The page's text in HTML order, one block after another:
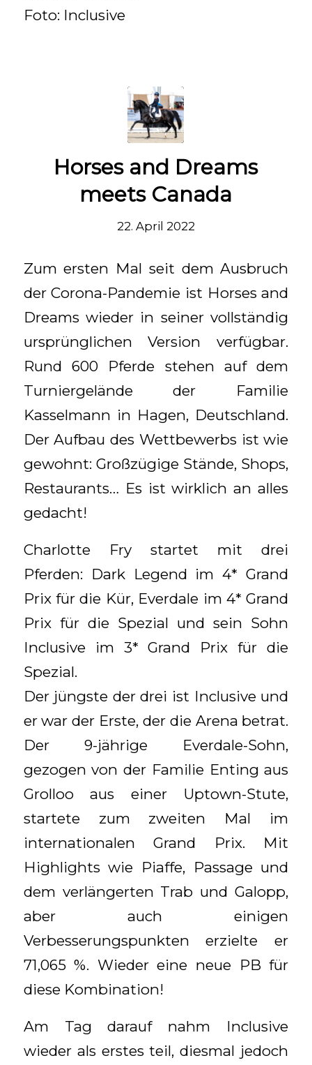
Foto: Inclusive
Horses and Dreams
meets Canada
22. April 2022
Zum ersten Mal seit dem Ausbruch
der Corona-Pandemie ist Horses and
Dreams wieder in seiner vollständig
ursprünglichen Version verfügbar.
Rund 600 Pferde stehen auf dem
Turniergelände der Familie
Kasselmann in Hagen, Deutschland.
Der Aufbau des Wettbewerbs ist wie
gewohnt: Großzügige Stände, Shops,
Restaurants… Es ist wirklich an alles
gedacht!
Charlotte Fry startet mit drei
Pferden: Dark Legend im 4* Grand
Prix für die Kür, Everdale im 4* Grand
Prix für die Spezial und sein Sohn
Inclusive im 3* Grand Prix für die
Spezial.
Der jüngste der drei ist Inclusive und
er war der Erste, der die Arena betrat.
Der 9-jährige Everdale-Sohn,
gezogen von der Familie Enting aus
Grolloo aus einer Uptown-Stute,
startete zum zweiten Mal im
internationalen Grand Prix. Mit
Highlights wie Piaffe, Passage und
dem verlängerten Trab und Galopp,
aber auch einigen
Verbesserungspunkten erzielte er
71,065 %. Wieder eine neue PB für
diese Kombination!
Am Tag darauf nahm Inclusive
wieder als erstes teil, diesmal jedoch